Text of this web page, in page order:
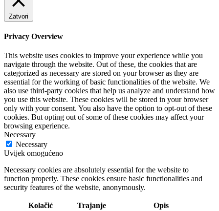
Zatvori
Privacy Overview
This website uses cookies to improve your experience while you
navigate through the website. Out of these, the cookies that are
categorized as necessary are stored on your browser as they are
essential for the working of basic functionalities of the website. We
also use third-party cookies that help us analyze and understand how
you use this website. These cookies will be stored in your browser
only with your consent. You also have the option to opt-out of these
cookies. But opting out of some of these cookies may affect your
browsing experience.
Necessary
Necessary
Uvijek omogućeno
Necessary cookies are absolutely essential for the website to
function properly. These cookies ensure basic functionalities and
security features of the website, anonymously.
Kolačić Trajanje Opis